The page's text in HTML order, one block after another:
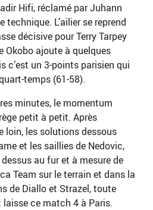
Hifi, réclamé par Juhann
technique. L’ailier se reprend
décisive pour Terry Tarpey
Okobo ajoute à quelques
c’est un 3-points parisien qui
temps (61-58).
minutes, le momentum
petit à petit. Après
loin, les solutions dessous
et les saillies de Nedovic,
au fur et à mesure de
Team sur le terrain et dans la
de Diallo et Strazel, toute
laisse ce match 4 à Paris.